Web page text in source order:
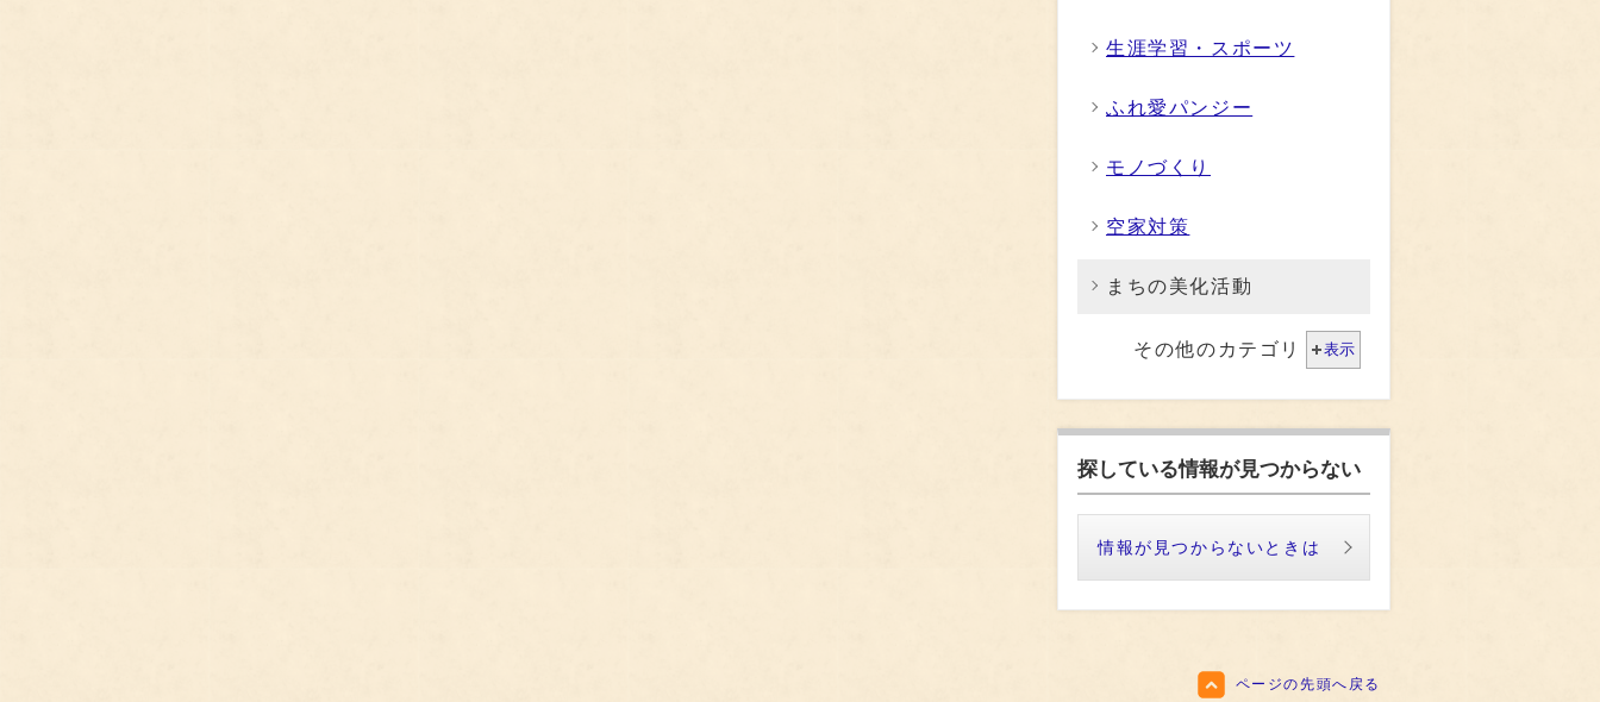
生涯学習・スポーツ
ふれ愛パンジー
モノづくり
空家対策
まちの美化活動
その他のカテゴリ 表示
探している情報が見つからない
情報が見つからないときは
ページの先頭へ戻る